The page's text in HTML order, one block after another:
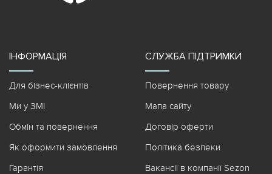
ІНФОРМАЦІЯ
Для бізнес-клієнтів
Ми у ЗМІ
Обмін та повернення
Як оформити замовлення
Гарантія
СЛУЖБА ПІДТРИМКИ
Повернення товару
Мапа сайту
Договір оферти
Політика безпеки
Вакансії в компанії Sezon